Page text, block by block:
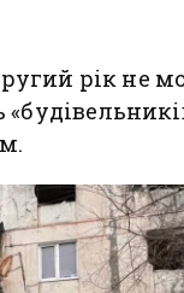
рік не